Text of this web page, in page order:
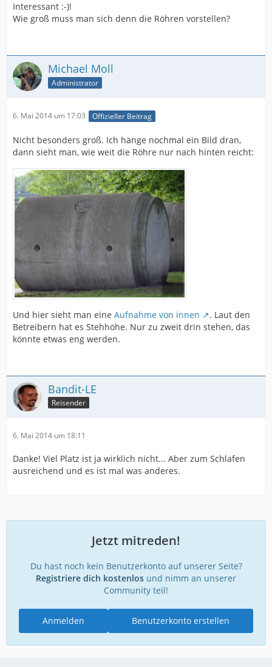
Interessant :-)!
Wie groß muss man sich denn die Röhren vorstellen?
Michael Moll
Administrator
6. Mai 2014 um 17:03 Offizieller Beitrag
Nicht besonders groß. Ich hänge nochmal ein Bild dran,
dann sieht man, wie weit die Röhre nur nach hinten reicht:
Und hier sieht man eine Aufnahme von innen
. Laut den
Betreibern hat es Stehhöhe. Nur zu zweit drin stehen, das
könnte etwas eng werden.
Bandit-LE
Reisender
6. Mai 2014 um 18:11
Danke! Viel Platz ist ja wirklich nicht... Aber zum Schlafen
ausreichend und es ist mal was anderes.
Jetzt mitreden!
Du hast noch kein Benutzerkonto auf unserer Seite?
Registriere dich kostenlos und nimm an unserer
Community teil!
Benutzerkonto erstellen
Anmelden